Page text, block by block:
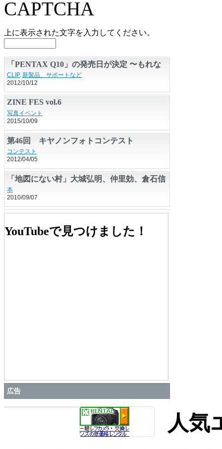
上に表示された文字を入力してください。
「PENTAX Q10」の発売日が決定 〜もれな
くカメラバッグがもらえるキャンペーンも
CLIP, 新製品、サポートなど
2012/10/12
ZINE FES vol.6
写真イベント
2015/10/09
第46回 キヤノンフォトコンテスト
コンテスト
2012/04/05
「地図にない村」大城弘明、仲里効、倉石信
乃
本
2010/09/07
わが逃走／齋藤浩,コラム
2010/06/25
YouTubeで見つけました！
広告
人気